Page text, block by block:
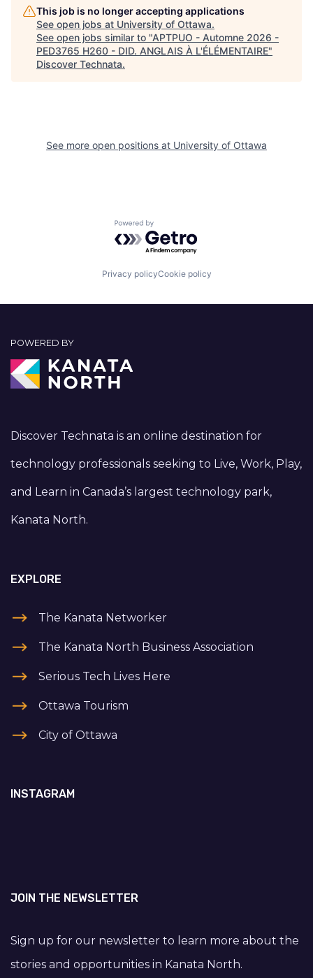
This job is no longer accepting applications
See open jobs at University of Ottawa.
See open jobs similar to "APTPUO - Automne 2026 -
PED3765 H260 - DID. ANGLAIS À L'ÉLÉMENTAIRE"
Discover Technata.
See more open positions at University of Ottawa
Powered by Getro.com
Privacy policyCookie policy
POWERED BY
Discover Technata is an online destination for
technology professionals seeking to Live, Work, Play,
and Learn in Canada’s largest technology park,
Kanata North.
EXPLORE
The Kanata Networker
The Kanata North Business Association
Serious Tech Lives Here
Ottawa Tourism
City of Ottawa
INSTAGRAM
JOIN THE NEWSLETTER
Sign up for our newsletter to learn more about the
stories and opportunities in Kanata North.